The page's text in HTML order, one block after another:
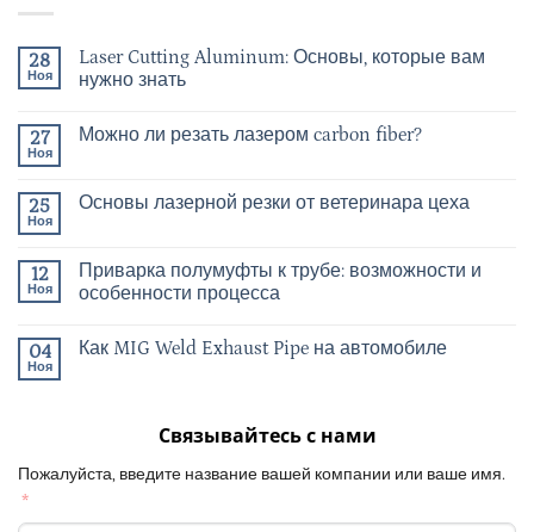
28
Ноя
Laser Cutting Aluminum: Основы, которые вам
нужно знать
27
Ноя
Можно ли резать лазером carbon fiber?
25
Ноя
Основы лазерной резки от ветеринара цеха
12
Ноя
Приварка полумуфты к трубе: возможности и
особенности процесса
04
Ноя
Как MIG Weld Exhaust Pipe на автомобиле
Связывайтесь с нами
Пожалуйста, введите название вашей компании или ваше имя.